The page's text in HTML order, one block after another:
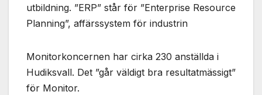
utbildning. ”ERP” står för ”Enterprise Resource
Planning”, affärssystem för industrin
Monitorkoncernen har cirka 230 anställda i
Hudiksvall. Det ”går väldigt bra resultatmässigt”
för Monitor.